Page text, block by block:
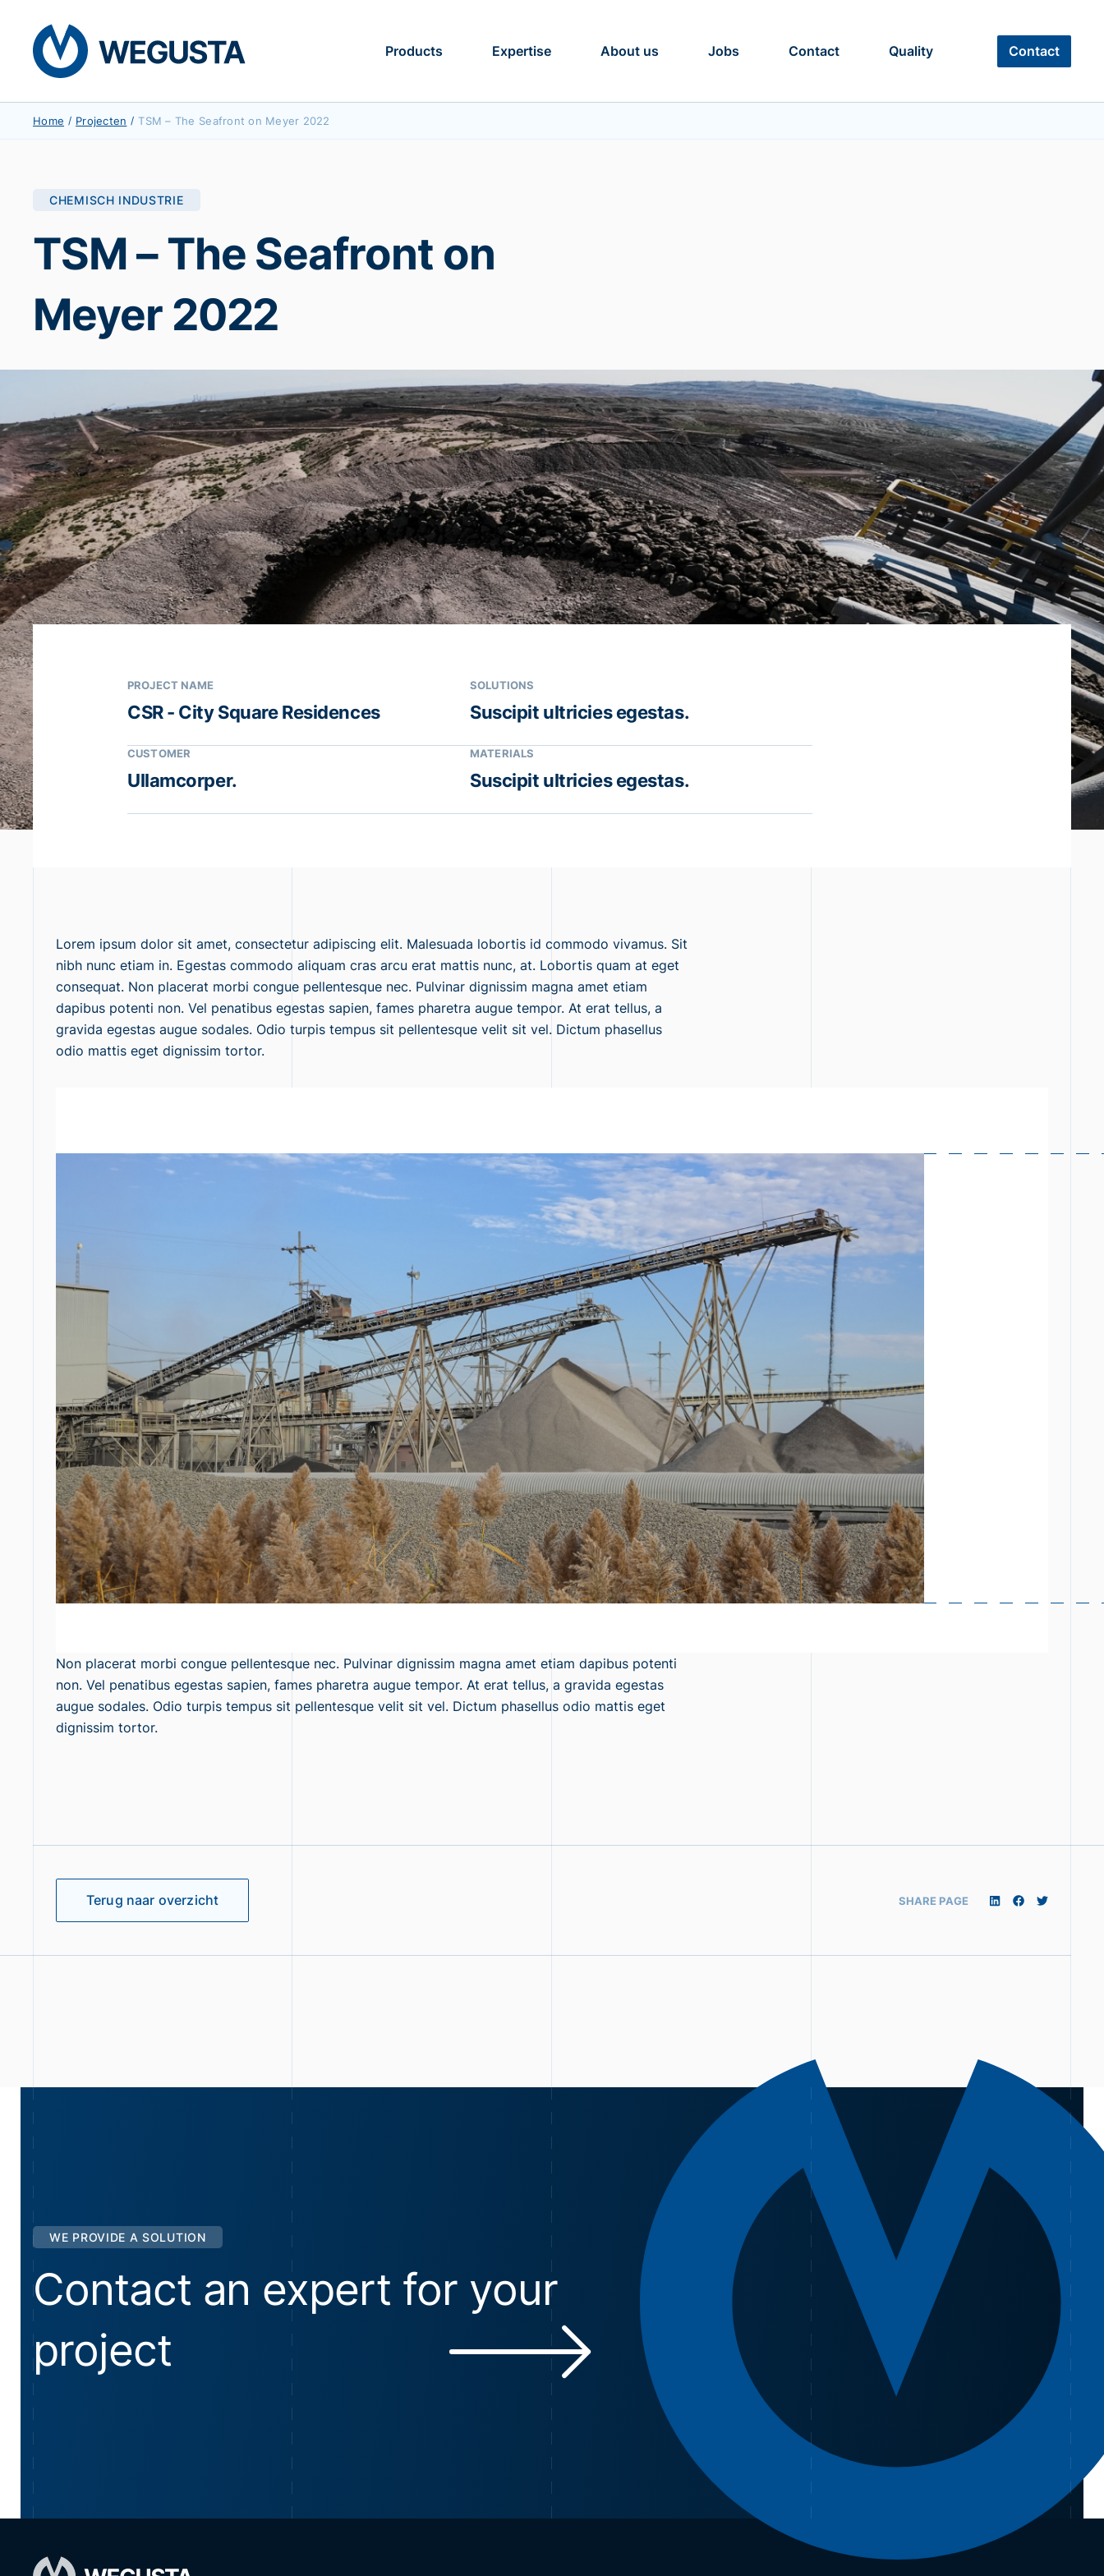
Products Expertise About us Jobs Contact Quality Contact
Home / Projecten / TSM – The Seafront on Meyer 2022
CHEMISCH INDUSTRIE
TSM – The Seafront on
Meyer 2022
PROJECT NAME
CSR - City Square Residences
SOLUTIONS
Suscipit ultricies egestas.
CUSTOMER
Ullamcorper.
MATERIALS
Suscipit ultricies egestas.
Lorem ipsum dolor sit amet, consectetur adipiscing elit. Malesuada lobortis id commodo vivamus. Sit
nibh nunc etiam in. Egestas commodo aliquam cras arcu erat mattis nunc, at. Lobortis quam at eget
consequat. Non placerat morbi congue pellentesque nec. Pulvinar dignissim magna amet etiam
dapibus potenti non. Vel penatibus egestas sapien, fames pharetra augue tempor. At erat tellus, a
gravida egestas augue sodales. Odio turpis tempus sit pellentesque velit sit vel. Dictum phasellus
odio mattis eget dignissim tortor.
Non placerat morbi congue pellentesque nec. Pulvinar dignissim magna amet etiam dapibus potenti
non. Vel penatibus egestas sapien, fames pharetra augue tempor. At erat tellus, a gravida egestas
augue sodales. Odio turpis tempus sit pellentesque velit sit vel. Dictum phasellus odio mattis eget
dignissim tortor.
Terug naar overzicht SHARE PAGE
WE PROVIDE A SOLUTION
Contact an expert for your
project